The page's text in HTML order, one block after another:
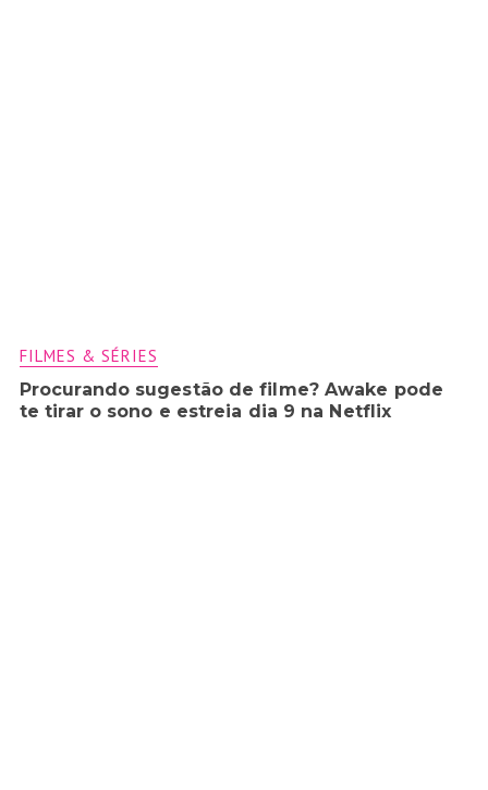
FILMES & SÉRIES
Procurando sugestão de filme? Awake pode
te tirar o sono e estreia dia 9 na Netflix